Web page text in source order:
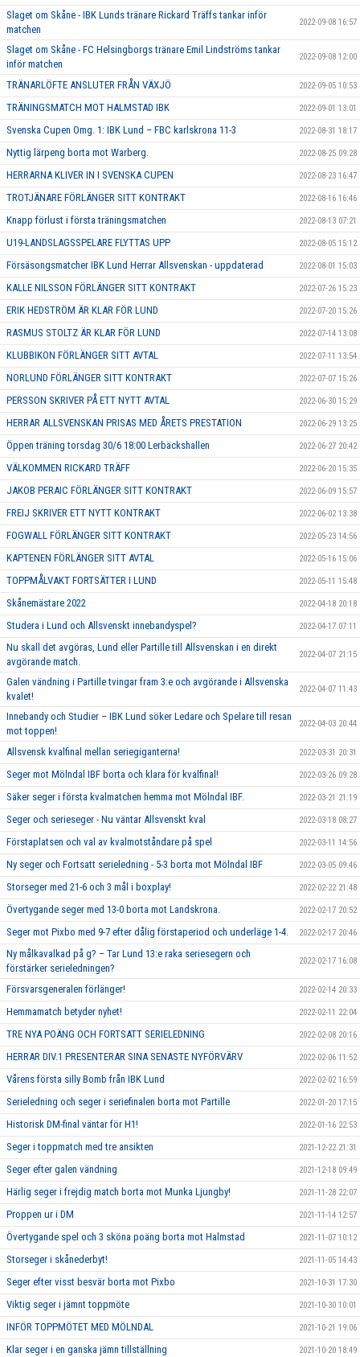
Slaget om Skåne - IBK Lunds tränare Rickard Träffs tankar inför
matchen
2022-09-08 16:57
Slaget om Skåne - FC Helsingborgs tränare Emil Lindströms tankar
inför matchen
2022-09-08 12:00
TRÄNARLÖFTE ANSLUTER FRÅN VÄXJÖ 2022-09-05 10:53
TRÄNINGSMATCH MOT HALMSTAD IBK 2022-09-01 13:01
Svenska Cupen Omg. 1: IBK Lund – FBC karlskrona 11-3 2022-08-31 18:17
Nyttig lärpeng borta mot Warberg. 2022-08-25 09:28
HERRARNA KLIVER IN I SVENSKA CUPEN 2022-08-23 16:47
TROTJÄNARE FÖRLÄNGER SITT KONTRAKT 2022-08-16 16:46
Knapp förlust i första träningsmatchen 2022-08-13 07:21
U19-LANDSLAGSSPELARE FLYTTAS UPP 2022-08-05 15:12
Försäsongsmatcher IBK Lund Herrar Allsvenskan - uppdaterad 2022-08-01 15:03
KALLE NILSSON FÖRLÄNGER SITT KONTRAKT 2022-07-26 15:23
ERIK HEDSTRÖM ÄR KLAR FÖR LUND 2022-07-20 15:26
RASMUS STOLTZ ÄR KLAR FÖR LUND 2022-07-14 13:08
KLUBBIKON FÖRLÄNGER SITT AVTAL 2022-07-11 13:54
NORLUND FÖRLÄNGER SITT KONTRAKT 2022-07-07 15:26
PERSSON SKRIVER PÅ ETT NYTT AVTAL 2022-06-30 15:29
HERRAR ALLSVENSKAN PRISAS MED ÅRETS PRESTATION 2022-06-29 13:25
Öppen träning torsdag 30/6 18:00 Lerbäckshallen 2022-06-27 20:42
VÄLKOMMEN RICKARD TRÄFF 2022-06-20 15:35
JAKOB PERAIC FÖRLÄNGER SITT KONTRAKT 2022-06-09 15:57
FREIJ SKRIVER ETT NYTT KONTRAKT 2022-06-02 13:38
FOGWALL FÖRLÄNGER SITT KONTRAKT 2022-05-23 14:56
KAPTENEN FÖRLÄNGER SITT AVTAL 2022-05-16 15:06
TOPPMÅLVAKT FORTSÄTTER I LUND 2022-05-11 15:48
Skånemästare 2022 2022-04-18 20:18
Studera i Lund och Allsvenskt innebandyspel? 2022-04-17 07:11
Nu skall det avgöras, Lund eller Partille till Allsvenskan i en direkt
avgörande match.
2022-04-07 21:15
Galen vändning i Partille tvingar fram 3:e och avgörande i Allsvenska
kvalet!
2022-04-07 11:43
Innebandy och Studier – IBK Lund söker Ledare och Spelare till resan
mot toppen!
2022-04-03 20:44
Allsvensk kvalfinal mellan seriegiganterna! 2022-03-31 20:31
Seger mot Mölndal IBF borta och klara för kvalfinal! 2022-03-26 09:28
Säker seger i första kvalmatchen hemma mot Mölndal IBF. 2022-03-21 21:19
Seger och serieseger - Nu väntar Allsvenskt kval 2022-03-18 08:27
Förstaplatsen och val av kvalmotståndare på spel 2022-03-11 14:56
Ny seger och Fortsatt serieledning - 5-3 borta mot Mölndal IBF 2022-03-05 09:46
Storseger med 21-6 och 3 mål i boxplay! 2022-02-22 21:48
Övertygande seger med 13-0 borta mot Landskrona. 2022-02-17 20:52
Seger mot Pixbo med 9-7 efter dålig förstaperiod och underläge 1-4. 2022-02-17 20:46
Ny målkavalkad på g? – Tar Lund 13:e raka seriesegern och
förstärker serieledningen?
2022-02-17 16:08
Försvarsgeneralen förlänger! 2022-02-14 20:33
Hemmamatch betyder nyhet! 2022-02-11 22:04
TRE NYA POÄNG OCH FORTSATT SERIELEDNING 2022-02-08 20:16
HERRAR DIV.1 PRESENTERAR SINA SENASTE NYFÖRVÄRV 2022-02-06 11:52
Vårens första silly Bomb från IBK Lund 2022-02-02 16:59
Serieledning och seger i seriefinalen borta mot Partille 2022-01-20 17:15
Historisk DM-final väntar för H1! 2022-01-16 22:53
Seger i toppmatch med tre ansikten 2021-12-22 21:31
Seger efter galen vändning 2021-12-18 09:49
Härlig seger i frejdig match borta mot Munka Ljungby! 2021-11-28 22:07
Proppen ur i DM 2021-11-14 12:57
Övertygande spel och 3 sköna poäng borta mot Halmstad 2021-11-07 10:12
Storseger i skånederbyt! 2021-11-05 14:43
Seger efter visst besvär borta mot Pixbo 2021-10-31 17:30
Viktig seger i jämnt toppmöte 2021-10-30 10:01
INFÖR TOPPMÖTET MED MÖLNDAL 2021-10-21 19:06
Klar seger i en ganska jämn tillställning 2021-10-20 18:49